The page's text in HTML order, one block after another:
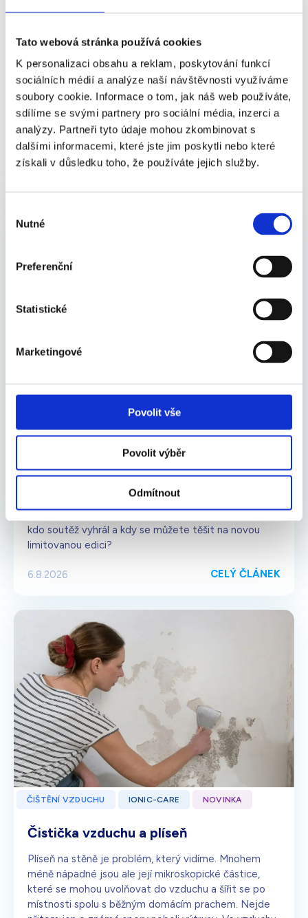
Tato webová stránka používá cookies
K personalizaci obsahu a reklam, poskytování funkcí
sociálních médií a analýze naší návštěvnosti využíváme
soubory cookie. Informace o tom, jak náš web používáte,
sdílíme se svými partnery pro sociální média, inzerci a
analýzy. Partneři tyto údaje mohou zkombinovat s
dalšími informacemi, které jste jim poskytli nebo které
získali v důsledku toho, že používáte jejich služby.
souhlasu
Nutné
Preferenční
Statistické
Marketingové
Povolit vše
Povolit výběr
Odmítnout
Vyberte si svou čističku a užívejte si doma čistý a
získáte dárek dle vlastního výběru.
K OBJEDNÁVCE ČISTIČKY IONIC-CARE
Další novinky
IONIC-CARE NOVINKA SOUTĚŽ ZAJÍMAVOST
Jak bude vypadat nová limitovaná
Letošní hlasování o nový vzhled čističky vzduchu
Zapojilo se více než 10 tisíc z vás a souboj to byl
opravdu napínavý. Která varianta nakonec zvítězila,
kdo soutěž vyhrál a kdy se můžete těšit na novou
limitovanou edici?
6.8.2026 CELÝ ČLÁNEK
ČIŠTĚNÍ VZDUCHU IONIC-CARE NOVINKA
Čistička vzduchu a plíseň
Plíseň na stěně je problém, který vidíme. Mnohem
méně nápadné jsou ale její mikroskopické částice,
které se mohou uvolňovat do vzduchu a šířit se po
místnosti spolu s běžným domácím prachem. Nejde